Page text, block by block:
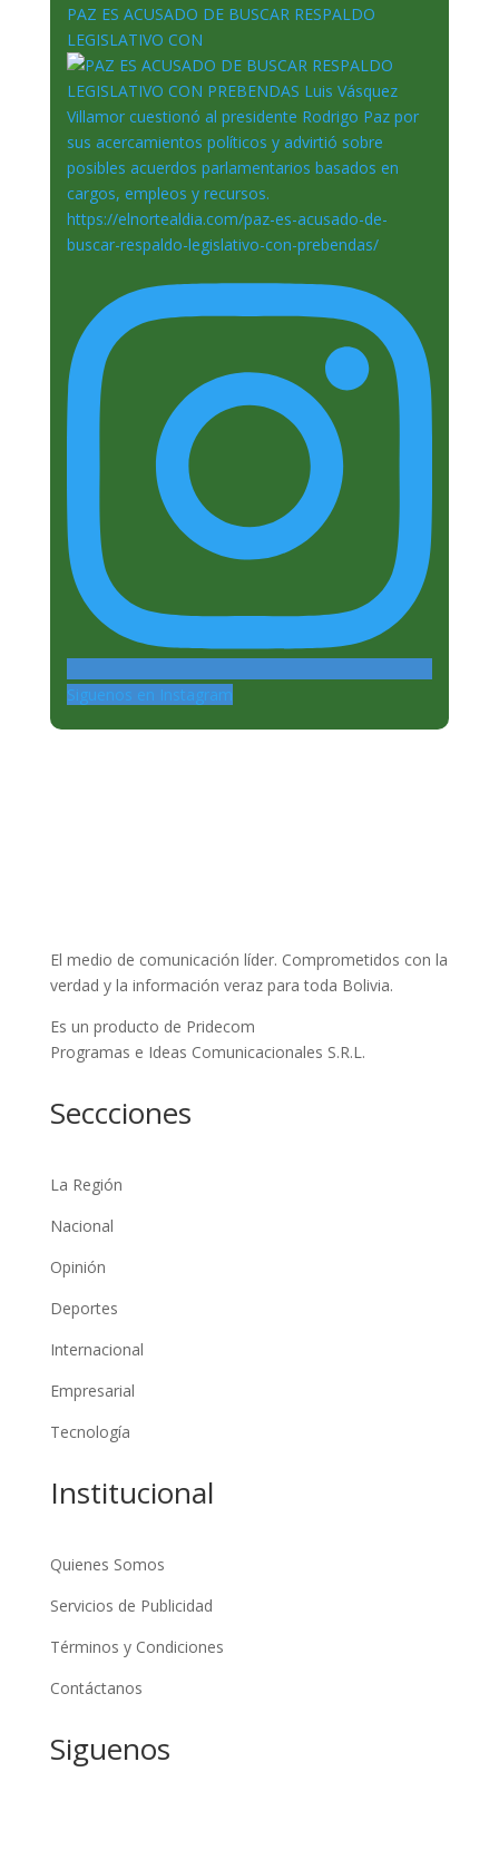
PAZ ES ACUSADO DE BUSCAR RESPALDO
LEGISLATIVO CON
Siguenos en Instagram
El medio de comunicación líder. Comprometidos con la
verdad y la información veraz para toda Bolivia.
Es un producto de Pridecom
Programas e Ideas Comunicacionales S.R.L.
Seccciones
La Región
Nacional
Opinión
Deportes
Internacional
Empresarial
Tecnología
Institucional
Quienes Somos
Servicios de Publicidad
Términos y Condiciones
Contáctanos
Siguenos